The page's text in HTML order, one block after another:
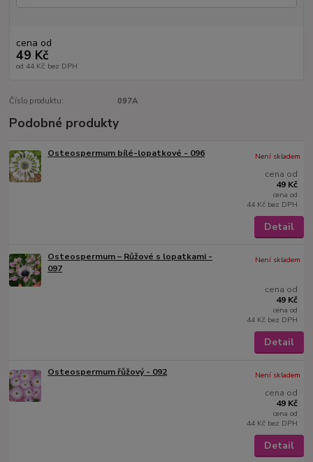
cena od
49 Kč
od 44 Kč bez DPH
Číslo produktu: 097A
Podobné produkty
Osteospermum bílé-lopatkové - 096
cena od
49 Kč
cena od
44 Kč bez DPH
Není skladem
Detail
Osteospermum – Růžové s lopatkami -
097
cena od
49 Kč
cena od
44 Kč bez DPH
Není skladem
Detail
Osteospermum řůžový - 092
cena od
49 Kč
cena od
44 Kč bez DPH
Není skladem
Detail